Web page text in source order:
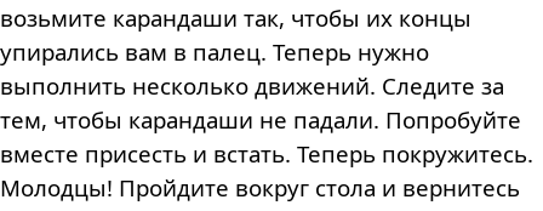
возьмите карандаши так, чтобы их концы
упирались вам в палец. Теперь нужно
выполнить несколько движений. Следите за
тем, чтобы карандаши не падали. Попробуйте
вместе присесть и встать. Теперь покружитесь.
Молодцы! Пройдите вокруг стола и вернитесь